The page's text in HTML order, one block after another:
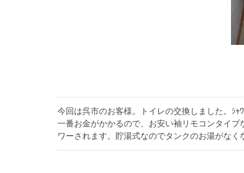
今回は呉市のお客様。トイレの交換しました。ｼ
一番お金がかかるので、お安い袖リモコンタイ
ワーされます。貯湯式なのでタンクのお湯がな